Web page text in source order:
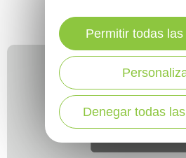
Denegar todas
Permitir todas